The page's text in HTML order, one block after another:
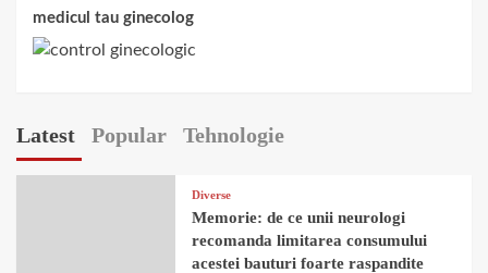
medicul tau ginecolog
Latest Popular Tehnologie
Diverse
Memorie: de ce unii neurologi
recomanda limitarea consumului
acestei bauturi foarte raspandite